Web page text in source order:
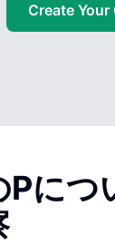
Create Your
につ